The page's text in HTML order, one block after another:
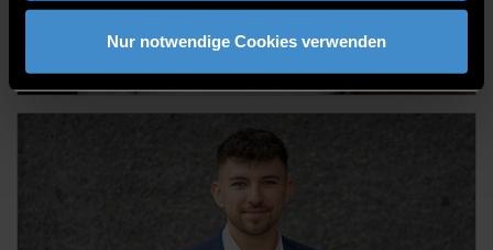
Nur notwendige Cookies verwenden
Jessica Laxa, M.Eng.